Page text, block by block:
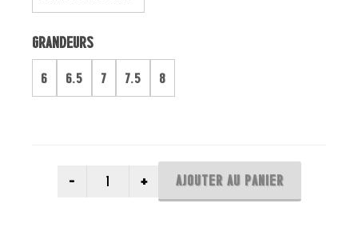
Grandeurs
6 6.5 7 7.5 8
AJOUTER AU PANIER